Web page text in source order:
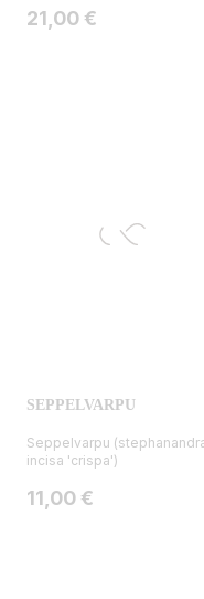
Hinta
21,00 €
SEPPELVARPU
Seppelvarpu
incisa 'crispa')
Hinta
11,00 €